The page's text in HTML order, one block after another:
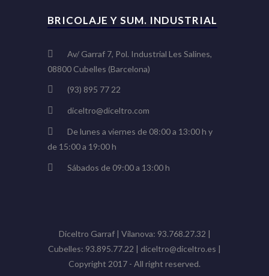
BRICOLAJE Y SUM. INDUSTRIAL
Av/ Garraf 7, Pol. Industrial Les Salines,
08800 Cubelles (Barcelona)
(93) 895 77 22
diceltro@diceltro.com
De lunes a viernes de 08:00 a 13:00 h y
de 15:00 a 19:00 h
Sábados de 09:00 a 13:00 h
Diceltro Garraf | Vilanova: 93.768.27.32 |
Cubelles: 93.895.77.22 | diceltro@diceltro.es |
Copyright 2017 - All right reserved.